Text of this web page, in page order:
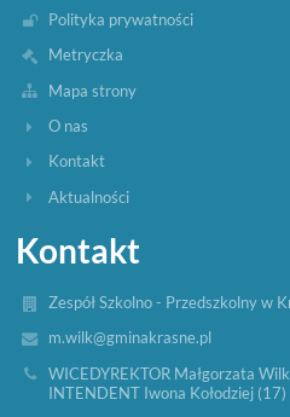
Polityka prywatności
Metryczka
Mapa strony
O nas
Kontakt
Aktualności
Kontakt
Zespół Szkolno - Przedszkolny w
m.wilk@gminakrasne.pl
WICEDYREKTOR Małgorzata
INTENDENT Iwona Kołodziej